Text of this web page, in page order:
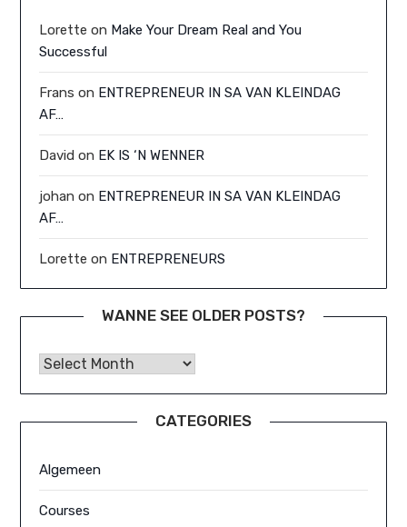
Lorette on Make Your Dream Real and You
Successful
Frans on ENTREPRENEUR IN SA VAN KLEINDAG
AF…
David on EK IS ‘N WENNER
johan on ENTREPRENEUR IN SA VAN KLEINDAG
AF…
Lorette on ENTREPRENEURS
WANNE SEE OLDER POSTS?
Wanne See Older Posts?
CATEGORIES
Algemeen
Courses